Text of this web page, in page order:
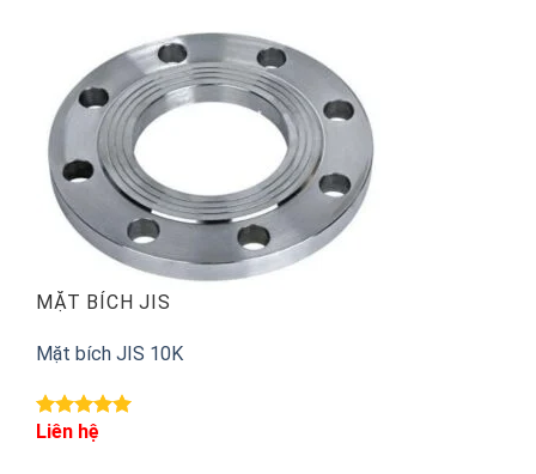
MẶT BÍCH JIS
Mặt bích JIS 10K
Được xếp
Liên hệ